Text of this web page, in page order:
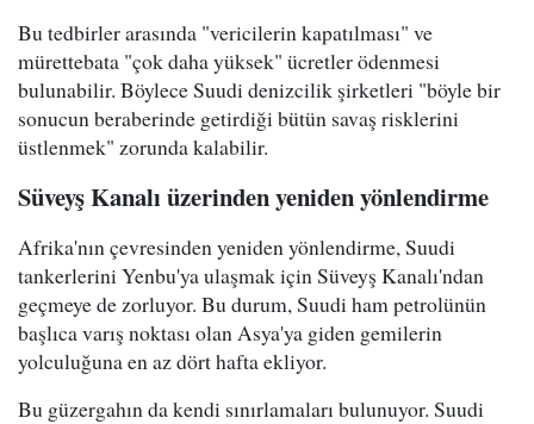
Bu tedbirler arasında "vericilerin kapatılması" ve
mürettebata "çok daha yüksek" ücretler ödenmesi
bulunabilir. Böylece Suudi denizcilik şirketleri "böyle bir
sonucun beraberinde getirdiği bütün savaş risklerini
üstlenmek" zorunda kalabilir.
Süveyş Kanalı üzerinden yeniden yönlendirme
Afrika'nın çevresinden yeniden yönlendirme, Suudi
tankerlerini Yenbu'ya ulaşmak için Süveyş Kanalı'ndan
geçmeye de zorluyor. Bu durum, Suudi ham petrolünün
başlıca varış noktası olan Asya'ya giden gemilerin
yolculuğuna en az dört hafta ekliyor.
Bu güzergahın da kendi sınırlamaları bulunuyor. Suudi